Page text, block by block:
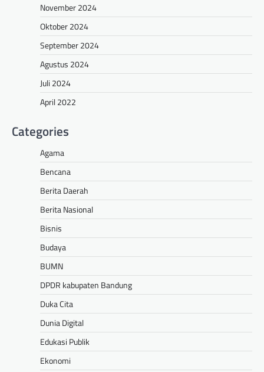
November 2024
Oktober 2024
September 2024
Agustus 2024
Juli 2024
April 2022
Categories
Agama
Bencana
Berita Daerah
Berita Nasional
Bisnis
Budaya
BUMN
DPDR kabupaten Bandung
Duka Cita
Dunia Digital
Edukasi Publik
Ekonomi